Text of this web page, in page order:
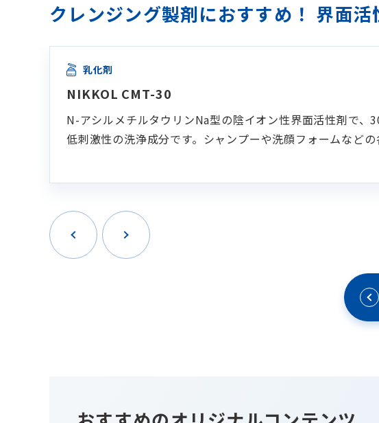
クレンジング製剤におすすめ！ 界面活
乳化剤
NIKKOL CMT-30
N-アシルメチルタウリンNa型の陰イオン性界面活性剤で
低刺激性の洗浄成分です。シャンプーや洗顔フォームなどの